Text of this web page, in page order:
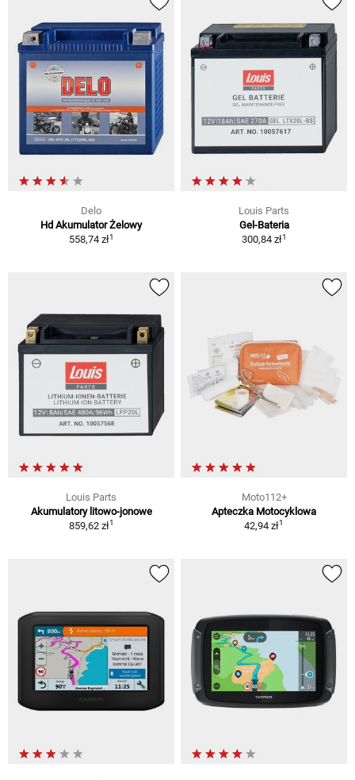
Delo
Hd Akumulator Żelowy
558,74 zł1
Louis Parts
Gel-Bateria
300,84 zł1
Louis Parts
Akumulatory litowo-jonowe
859,62 zł1
Moto112+
Apteczka Motocyklowa
42,94 zł1